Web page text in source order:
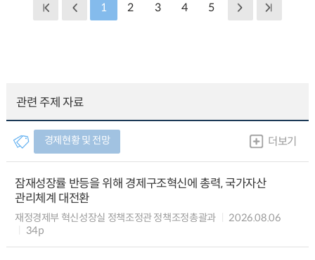
1 2 3 4 5
관련 주제 자료
경제현황 및 전망 더보기
잠재성장률 반등을 위해 경제구조혁신에 총력, 국가자산
관리체계 대전환
재정경제부 혁신성장실 정책조정관 정책조정총괄과
2026.08.06
34p